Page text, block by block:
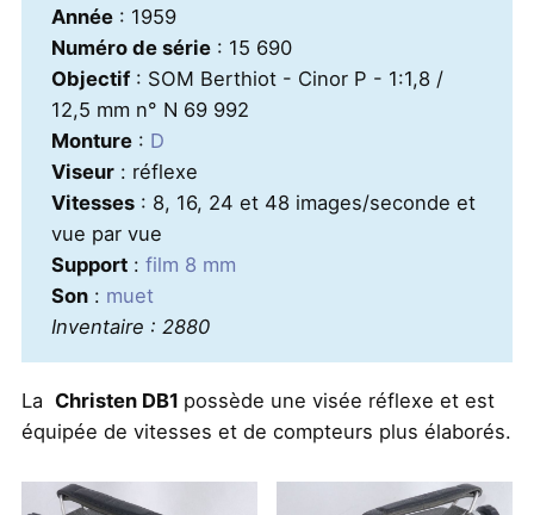
Année: 1959
Numéro de série: 15 690
Objectif: SOM Berthiot - Cinor P - 1:1,8 /
12,5 mm n° N 69 992
Monture: D
Viseur: réflexe
Vitesses: 8, 16, 24 et 48 images/seconde et
vue par vue
Support: film 8 mm
Son: muet
Inventaire : 2880
La Christen DB1 possède une visée réflexe et est
équipée de vitesses et de compteurs plus élaborés.